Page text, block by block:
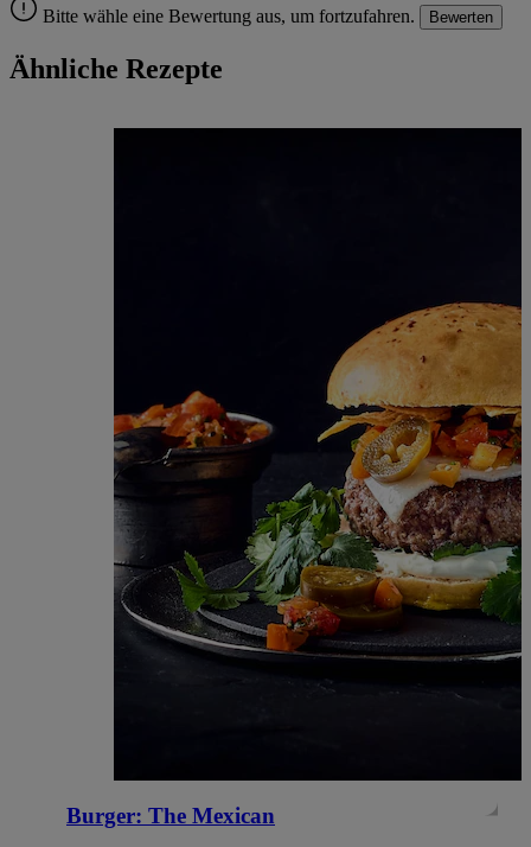
Bitte wähle eine Bewertung aus, um fortzufahren.
Bewerten
Ähnliche Rezepte
Burger: The Mexican